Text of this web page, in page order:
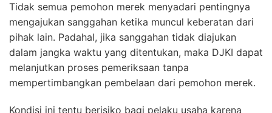
Tidak semua pemohon merek menyadari pentingnya
mengajukan sanggahan ketika muncul keberatan dari
pihak lain. Padahal, jika sanggahan tidak diajukan
dalam jangka waktu yang ditentukan, maka DJKI dapat
melanjutkan proses pemeriksaan tanpa
mempertimbangkan pembelaan dari pemohon merek.
Kondisi ini tentu berisiko bagi pelaku usaha karena